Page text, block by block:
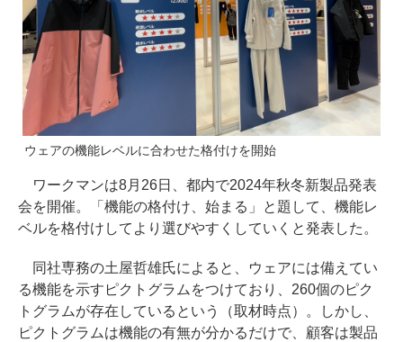
ウェアの機能レベルに合わせた格付けを開始
ワークマンは8月26日、都内で2024年秋冬新製品発表
会を開催。「機能の格付け、始まる」と題して、機能レ
ベルを格付けしてより選びやすくしていくと発表した。
同社専務の土屋哲雄氏によると、ウェアには備えてい
る機能を示すピクトグラムをつけており、260個のピク
トグラムが存在しているという（取材時点）。しかし、
ピクトグラムは機能の有無が分かるだけで、顧客は製品